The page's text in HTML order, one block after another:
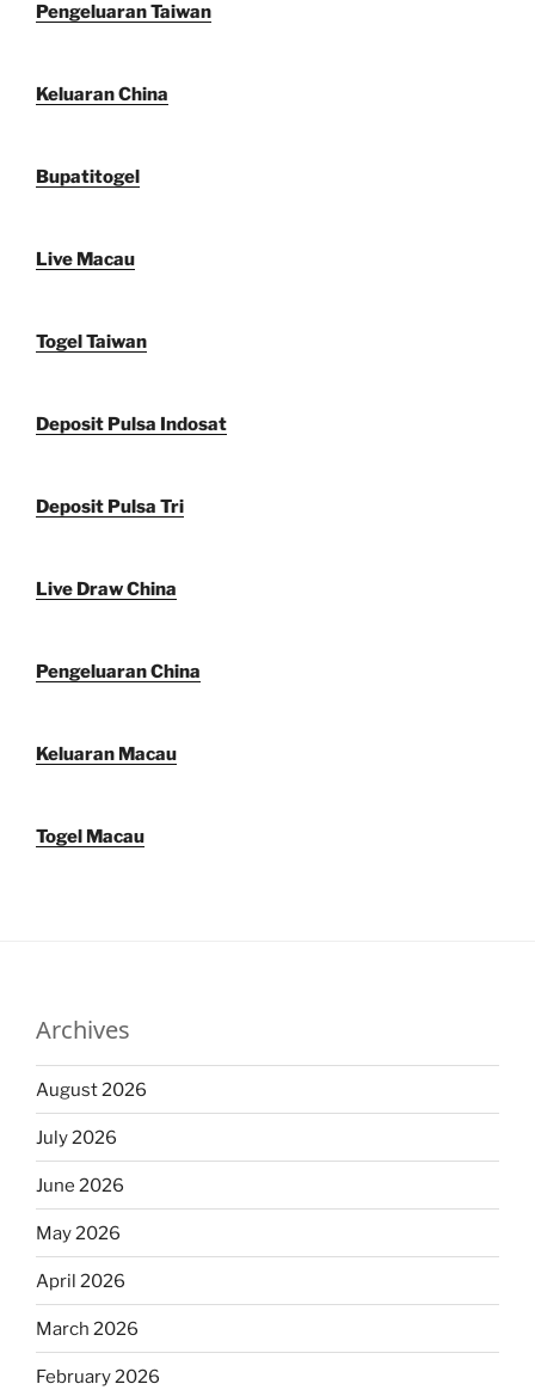
Pengeluaran Taiwan
Keluaran China
Bupatitogel
Live Macau
Togel Taiwan
Deposit Pulsa Indosat
Deposit Pulsa Tri
Live Draw China
Pengeluaran China
Keluaran Macau
Togel Macau
Archives
August 2026
July 2026
June 2026
May 2026
April 2026
March 2026
February 2026